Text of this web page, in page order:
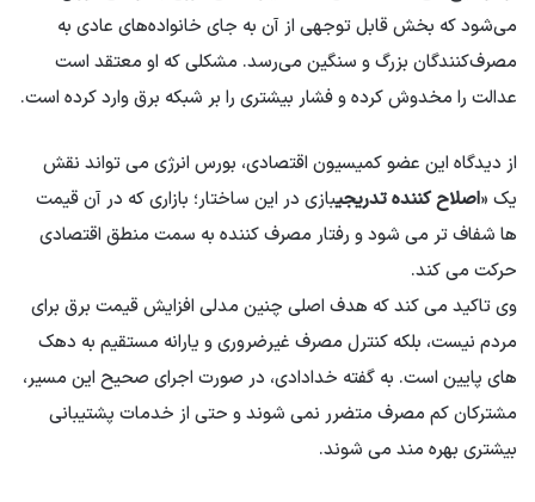
می‌شود که بخش قابل توجهی از آن به جای خانواده‌های عادی به
مصرف‌کنندگان بزرگ و سنگین می‌رسد. مشکلی که او معتقد است
عدالت را مخدوش کرده و فشار بیشتری را بر شبکه برق وارد کرده است.
از دیدگاه این عضو کمیسیون اقتصادی، بورس انرژی می تواند نقش
یک «اصلاح کننده تدریجیبازی در این ساختار؛ بازاری که در آن قیمت
ها شفاف تر می شود و رفتار مصرف کننده به سمت منطق اقتصادی
حرکت می کند.
وی تاکید می کند که هدف اصلی چنین مدلی افزایش قیمت برق برای
مردم نیست، بلکه کنترل مصرف غیرضروری و یارانه مستقیم به دهک
های پایین است. به گفته خدادادی، در صورت اجرای صحیح این مسیر،
مشترکان کم مصرف متضرر نمی شوند و حتی از خدمات پشتیبانی
بیشتری بهره مند می شوند.